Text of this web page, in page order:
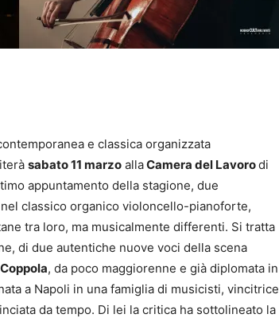
e classica organizzata
sabato 11 marzo allaCamera del Lavorodi
appuntamento della stagione, due
classico organico violoncello-pianoforte,
tra loro, ma musicalmente differenti. Si tratta
di due autentiche nuove voci della scena
, da poco maggiorenne e già diplomata in
a Napoli in una famiglia di musicisti, vincitrice
da tempo. Di lei la critica ha sottolineato la